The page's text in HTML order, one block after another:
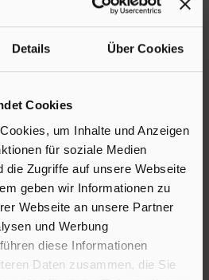
Details Über Cookies
Cookies
um Inhalte und Anzeigen
für soziale Medien
die Zugriffe auf unsere Webseite
geben wir Informationen zu
Webseite an unsere Partner
und Werbung
diese Informationen
Daten zusammen, die Sie